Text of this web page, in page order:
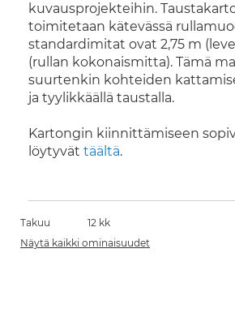
kuvausprojekteihin.
toimitetaan kätevässä
standardimitat ovat 2,75 m
(rullan kokonaismitta). Tämä
suurtenkin kohteiden
ja tyylikkäällä taustalla.
Kartongin kiinnittämiseen
löytyvät täältä.
Takuu
12 kk
Näytä kaikki ominaisuudet